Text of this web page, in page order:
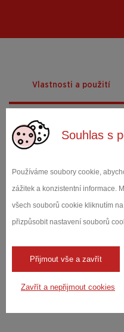
Souhlas s
Používáme soubory cookie,
zážitek a konzistentní informace.
všech souborů cookie kliknutím
přizpůsobit nastavení souborů
Přijmout vše a zavřít
Zavřít a nepřijmout cookies
Vlastnosti a použití
Použití produktu
životnost a odolnost.